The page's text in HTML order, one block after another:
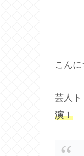
こんに
芸人
演！